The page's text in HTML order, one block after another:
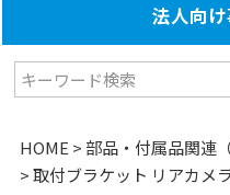
法人向
HOME
部品・付属品関連
取付ブラケット リアカメ